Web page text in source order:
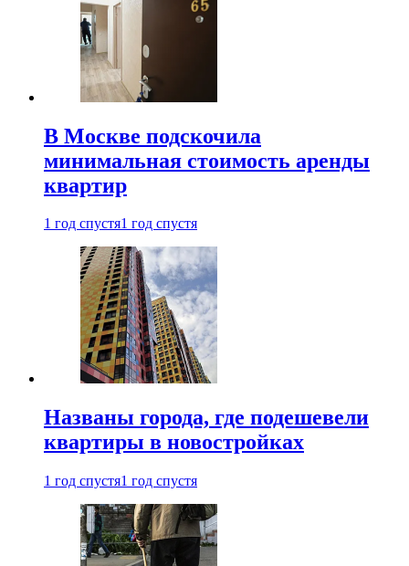
В Москве подскочила
минимальная стоимость аренды
квартир
1 год спустя1 год спустя
Названы города, где подешевели
квартиры в новостройках
1 год спустя1 год спустя